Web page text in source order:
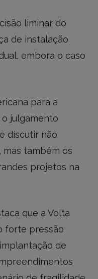
liminar do
de instalação
embora o caso
para a
o julgamento
discutir não
mas também os
projetos na
que a Volta
forte pressão
de